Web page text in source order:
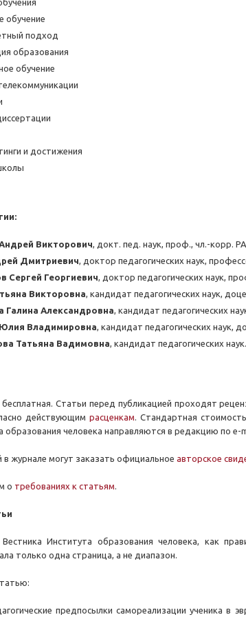
обучение
подход
образования
обучение
и достижения
Викторович, докт. пед. наук, проф., чл.-корр.
Дмитриевич, доктор педагогических наук,
Сергей Георгиевич, доктор педагогических наук,
Викторовна, кандидат педагогических наук,
Галина Александровна, кандидат педагогических
Владимировна, кандидат педагогических наук,
Татьяна Вадимовна, кандидат педагогических наук.
Статьи перед публикацией проходят
действующимрасценкам. Стандартная
образования человека направляются в редакцию по e-
журнале могут заказать официальное авторское
о требованиях к статьям.
Института образования человека, как
только одна страница, а не диапазон.
предпосылки самореализации ученика в